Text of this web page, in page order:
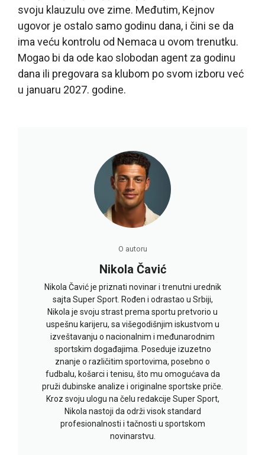
svoju klauzulu ove zime. Međutim, Kejnov
ugovor je ostalo samo godinu dana, i čini se da
ima veću kontrolu od Nemaca u ovom trenutku.
Mogao bi da ode kao slobodan agent za godinu
dana ili pregovara sa klubom po svom izboru već
u januaru 2027. godine.
O autoru
Nikola Čavić
Nikola Čavić je priznati novinar i trenutni urednik
sajta Super Sport. Rođen i odrastao u Srbiji,
Nikola je svoju strast prema sportu pretvorio u
uspešnu karijeru, sa višegodišnjim iskustvom u
izveštavanju o nacionalnim i međunarodnim
sportskim događajima. Poseduje izuzetno
znanje o različitim sportovima, posebno o
fudbalu, košarci i tenisu, što mu omogućava da
pruži dubinske analize i originalne sportske priče.
Kroz svoju ulogu na čelu redakcije Super Sport,
Nikola nastoji da održi visok standard
profesionalnosti i tačnosti u sportskom
novinarstvu.